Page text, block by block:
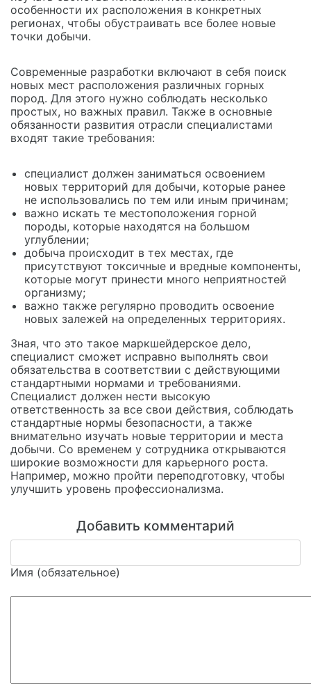
особенности их расположения в конкретных
регионах, чтобы обустраивать все более новые
точки добычи.
Современные разработки включают в себя поиск
новых мест расположения различных горных
пород. Для этого нужно соблюдать несколько
простых, но важных правил. Также в основные
обязанности развития отрасли специалистами
входят такие требования:
специалист должен заниматься освоением
новых территорий для добычи, которые ранее
не использовались по тем или иным причинам;
важно искать те местоположения горной
породы, которые находятся на большом
углублении;
добыча происходит в тех местах, где
присутствуют токсичные и вредные компоненты,
которые могут принести много неприятностей
организму;
важно также регулярно проводить освоение
новых залежей на определенных территориях.
Зная, что это такое маркшейдерское дело,
специалист сможет исправно выполнять свои
обязательства в соответствии с действующими
стандартными нормами и требованиями.
Специалист должен нести высокую
ответственность за все свои действия, соблюдать
стандартные нормы безопасности, а также
внимательно изучать новые территории и места
добычи. Со временем у сотрудника открываются
широкие возможности для карьерного роста.
Например, можно пройти переподготовку, чтобы
улучшить уровень профессионализма.
Добавить комментарий
Имя (обязательное)